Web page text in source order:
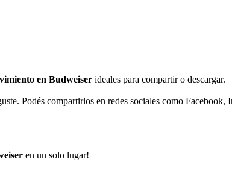
en Budweiser ideales para compartir o descargar.
Podés compartirlos en redes sociales como
en un solo lugar!